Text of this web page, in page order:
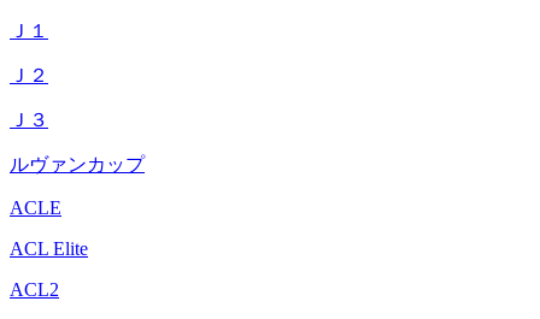
Ｊ１
Ｊ２
Ｊ３
ルヴァンカップ
ACLE
ACL Elite
ACL2